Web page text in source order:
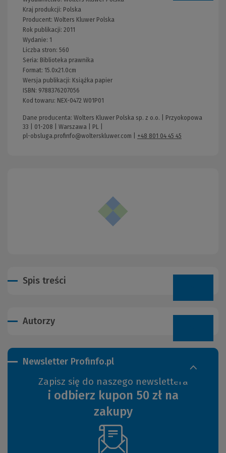
Kraj produkcji: Polska
Producent: Wolters Kluwer Polska
Rok publikacji: 2011
Wydanie: 1
Liczba stron: 560
Seria: Biblioteka prawnika
Format: 15.0x21.0cm
Wersja publikacji: Książka papier
ISBN: 9788376207056
Kod towaru: NEX-0472 W01P01
Dane producenta: Wolters Kluwer Polska sp. z o.o. | Przyokopowa
33 | 01-208 | Warszawa | PL |
pl-obsluga.profinfo@wolterskluwer.com
+48 801 04 45 45
Spis treści
Autorzy
Newsletter Profinfo.pl
Zapisz się do naszego newslettera
i odbierz kupon 50 zł na
zakupy
(Nowe